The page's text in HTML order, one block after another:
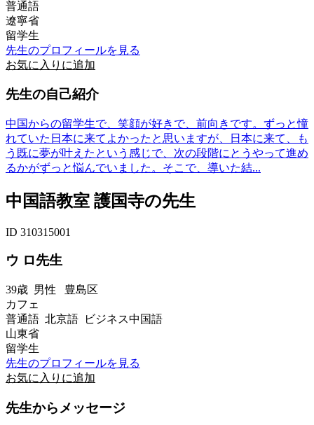
普通語
遼寧省
留学生
先生のプロフィールを見る
お気に入りに追加
先生の自己紹介
中国からの留学生で、笑顔が好きで、前向きです。ずっと憧
れていた日本に来てよかったと思いますが、日本に来て、も
う既に夢が叶えたという感じで、次の段階にとうやって進め
るかがずっと悩んでいました。そこで、導いた結...
中国語教室 護国寺の先生
ID 310315001
ウ ロ先生
39歳 男性 豊島区
カフェ
普通語 北京語 ビジネス中国語
山東省
留学生
先生のプロフィールを見る
お気に入りに追加
先生からメッセージ